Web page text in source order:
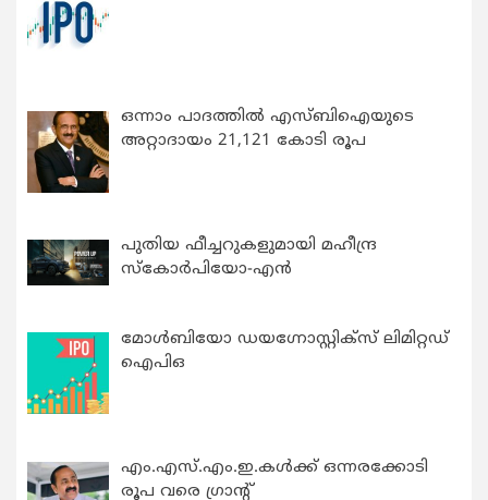
ഒന്നാം പാദത്തിൽ എസ്ബിഐയുടെ
അറ്റാദായം 21,121 കോടി രൂപ
പുതിയ ഫീച്ചറുകളുമായി മഹീന്ദ്ര
സ്കോർപിയോ-എൻ
മോൾബിയോ ഡയഗ്നോസ്റ്റിക്സ് ലിമിറ്റഡ്
ഐപിഒ
എം.എസ്.എം.ഇ.കൾക്ക് ഒന്നരക്കോടി
രൂപ വരെ ഗ്രാന്റ്